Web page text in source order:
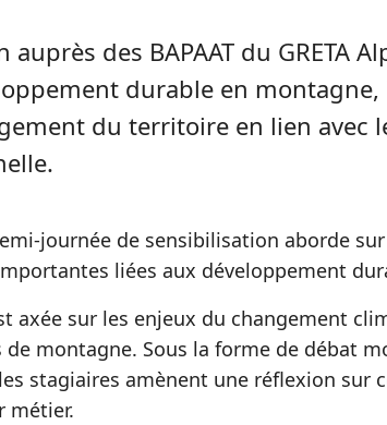
des BAPAAT du GRETA
durable en
du territoire en lien avec
journée de sensibilisation aborde
liées aux développement
axée sur les enjeux du changement
montagne. Sous la forme de débat
stagiaires amènent une réflexion sur
métier.